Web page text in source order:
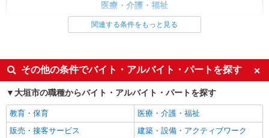
医療・介護・福祉
同じ特徴から求人を探す
ボーナス・賞与あり
車通勤OK
交通費支給
社会保険あり
産休・育休取得実績あり
関連する条件をもっと見る
その他の条件でバイト・アルバイト・パートを探す
大垣市の職種からバイト・アルバイト・パートを探す
教育・保育
医療・介護・福祉
販売・接客サービス
建築・設備・アクティブワーク